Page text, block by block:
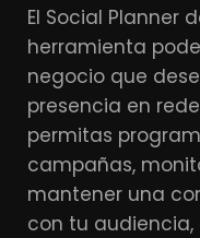
El Social Planner
herramienta
negocio que
presencia en
permitas
campañas,
mantener una
con tu